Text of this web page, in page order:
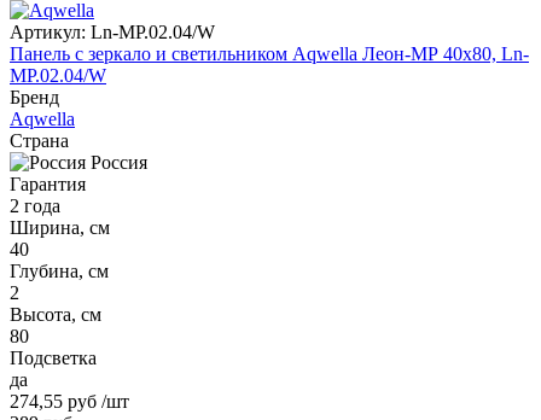
Артикул: Ln-MP.02.04/W
Панель с зеркало и светильником Aqwella Леон-МР 40x80, Ln-
MP.02.04/W
Бренд
Aqwella
Страна
Россия
Гарантия
2 года
Ширина, см
40
Глубина, см
2
Высота, см
80
Подсветка
да
274,55 руб /шт